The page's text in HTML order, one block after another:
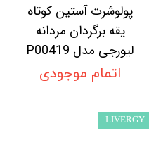
پولوشرت آستین کوتاه
یقه برگردان مردانه
لیورجی مدل P00419
اتمام موجودی
LIVERGY